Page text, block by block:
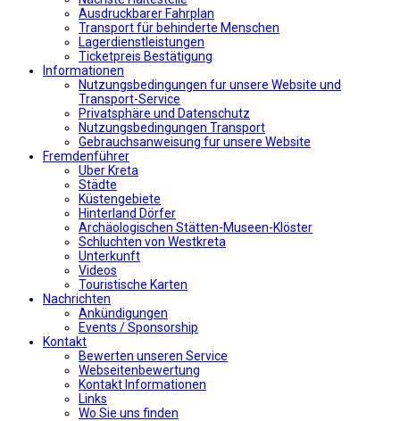
Αusdruckbarer Fahrplan
Transport für behinderte Menschen
Lagerdienstleistungen
Ticketpreis Bestätigung
Informationen
Nutzungsbedingungen fur unsere Website und
Transport-Service
Privatsphäre und Datenschutz
Nutzungsbedingungen Transport
Gebrauchsanweisung fur unsere Website
Fremdenführer
Uber Kreta
Städte
Küstengebiete
Hinterland Dörfer
Archäologischen Stätten-Museen-Klöster
Schluchten von Westkreta
Unterkunft
Videos
Touristische Karten
Nachrichten
Ankündigungen
Events / Sponsorship
Kontakt
Bewerten unseren Service
Webseitenbewertung
Kontakt Informationen
Links
Wo Sie uns finden